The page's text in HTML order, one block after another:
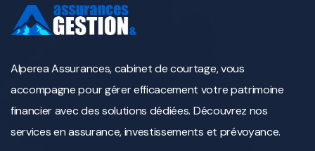
Alperea Assurances, cabinet de courtage, vous
accompagne pour gérer efficacement votre patrimoine
financier avec des solutions dédiées. Découvrez nos
services en assurance, investissements et prévoyance.